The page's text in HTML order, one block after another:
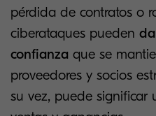
pérdida de contratos o
ciberataques pueden
confianza que se
proveedores y socios
su vez, puede significar